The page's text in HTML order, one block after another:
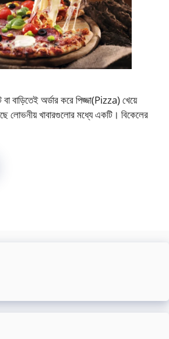
বাড়িতেই অর্ডার করে পিজ্জা(Pizza) খেয়ে
লোভনীয় খাবারগুলোর মধ্যে একটি। বিকেলের